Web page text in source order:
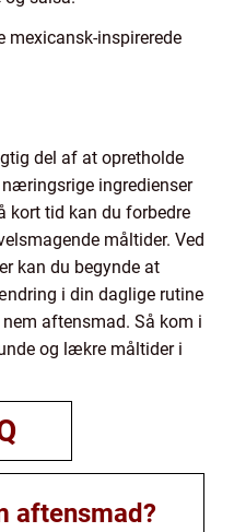
mexicansk-inspirerede
del af at opretholde
ingredienser
kort tid kan du forbedre
måltider. Ved
kan du begynde at
i din daglige rutine
aftensmad. Så kom i
og lækre måltider i
aftensmad?